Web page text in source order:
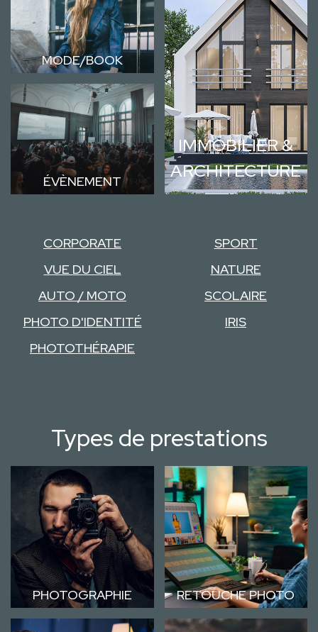
MODE/BOOK
ÉVÈNEMENT
IMMOBILIER &
ARCHITECTURE
CORPORATE
SPORT
VUE DU CIEL
NATURE
AUTO / MOTO
SCOLAIRE
PHOTO D'IDENTITÉ
IRIS
PHOTOTHÉRAPIE
Types de prestations
PHOTOGRAPHIE RETOUCHE PHOTO